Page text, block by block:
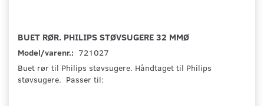
BUET RØR. PHILIPS STØVSUGERE 32 MMØ
Model/varenr.: 721027
Buet rør til Philips støvsugere. Håndtaget til Philips
støvsugere. Passer til: